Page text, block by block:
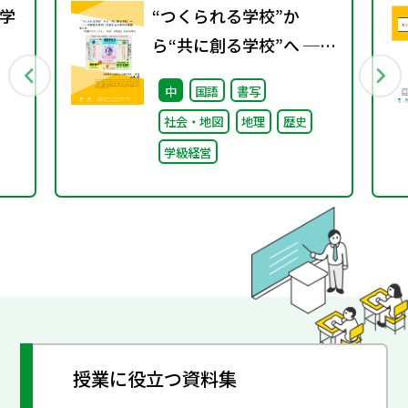
“つくられる学校”か
ら“共に創る学校”へ ──
不確実な時代に応答する
小津中の実践 第三回
「共創プロジェク
ト」“好き”が社会とつな
がる学び
中 国語
書写
社会・地図
地理
歴史
学級経営
授業に役立つ資料集